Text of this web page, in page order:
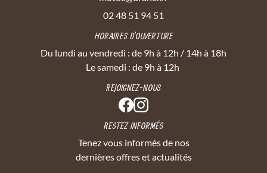
02 48 51 94 51
HORAIRES D'OUVERTURE
Du lundi au vendredi : de 9h à 12h / 14h à 18h
Le samedi : de 9h à 12h
REJOIGNEZ-NOUS
RESTEZ INFORMÉS
Tenez vous informés de nos
dernières offres et actualités